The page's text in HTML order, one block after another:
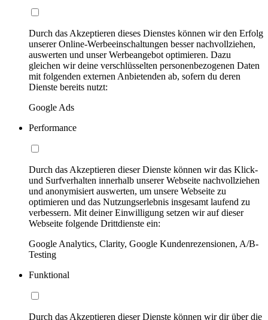
Durch das Akzeptieren dieses Dienstes können wir den Erfolg
unserer Online-Werbeeinschaltungen besser nachvollziehen,
auswerten und unser Werbeangebot optimieren. Dazu
gleichen wir deine verschlüsselten personenbezogenen Daten
mit folgenden externen Anbietenden ab, sofern du deren
Dienste bereits nutzt:
Google Ads
Performance
Durch das Akzeptieren dieser Dienste können wir das Klick-
und Surfverhalten innerhalb unserer Webseite nachvollziehen
und anonymisiert auswerten, um unsere Webseite zu
optimieren und das Nutzungserlebnis insgesamt laufend zu
verbessern. Mit deiner Einwilligung setzen wir auf dieser
Webseite folgende Drittdienste ein:
Google Analytics, Clarity, Google Kundenrezensionen, A/B-
Testing
Funktional
Durch das Akzeptieren dieser Dienste können wir dir über die